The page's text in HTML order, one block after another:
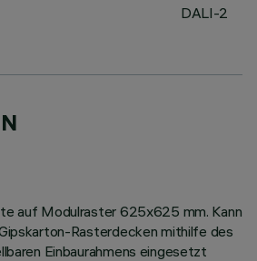
DALI-2
auf Modulraster 625x625 mm. Kann
Rasterdecken mithilfe des
Einbaurahmens eingesetzt